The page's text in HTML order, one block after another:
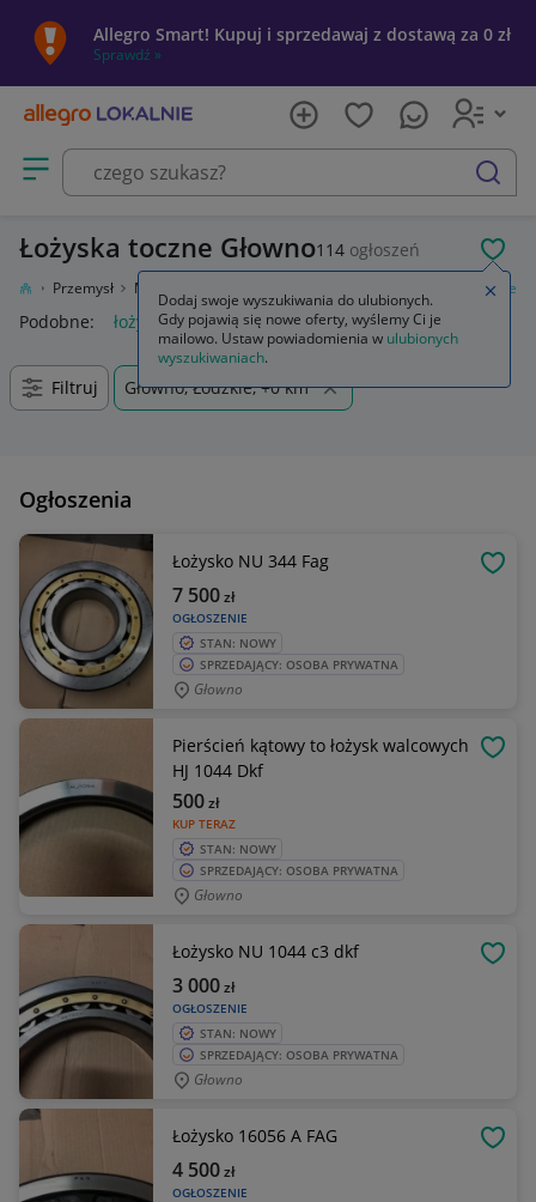
Allegro Smart! Kupuj i sprzedawaj z dostawą za 0 zł
Sprawdź »
Otwórz menu z kategoriami
szukaj
Łożyska toczne Głowno114 ogłoszeń
Przemysł Materiały i akcesoria Łożyska toczne
Podobne: łożyska toczne łożysko toczne 7x11x6
Filtruj Głowno, Łódzkie, +0 km
Ogłoszenia
Łożysko NU 344 Fag
OGŁOSZENIE
7 500zł
STAN: NOWY
SPRZEDAJĄCY: OSOBA PRYWATNA
Głowno
Pierścień kątowy to łożysk walcowych
HJ 1044 Dkf
KUP TERAZ
500zł
STAN: NOWY
SPRZEDAJĄCY: OSOBA PRYWATNA
Głowno
Łożysko NU 1044 c3 dkf
OGŁOSZENIE
3 000zł
STAN: NOWY
SPRZEDAJĄCY: OSOBA PRYWATNA
Głowno
Łożysko 16056 A FAG
OGŁOSZENIE
4 500zł
Dodaj swoje wyszukiwania do ulubionych.
Gdy pojawią się nowe oferty, wyślemy Ci je
mailowo. Ustaw powiadomienia w ulubionych
wyszukiwaniach.